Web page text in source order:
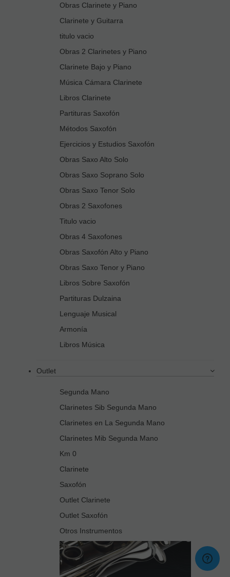
Obras Clarinete y Piano
Clarinete y Guitarra
titulo vacio
Obras 2 Clarinetes y Piano
Clarinete Bajo y Piano
Música Cámara Clarinete
Libros Clarinete
Partituras Saxofón
Métodos Saxofón
Ejercicios y Estudios Saxofón
Obras Saxo Alto Solo
Obras Saxo Soprano Solo
Obras Saxo Tenor Solo
Obras 2 Saxofones
Titulo vacio
Obras 4 Saxofones
Obras Saxofón Alto y Piano
Obras Saxo Tenor y Piano
Libros Sobre Saxofón
Partituras Dulzaina
Lenguaje Musical
Armonía
Libros Música
Outlet
Segunda Mano
Clarinetes Sib Segunda Mano
Clarinetes en La Segunda Mano
Clarinetes Mib Segunda Mano
Km 0
Clarinete
Saxofón
Outlet Clarinete
Outlet Saxofón
Otros Instrumentos